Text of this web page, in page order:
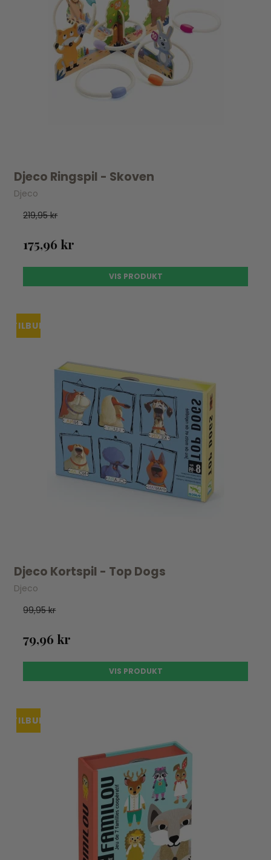
Djeco Ringspil - Skoven
Djeco
219,95 kr
175,96 kr
VIS PRODUKT
TILBUD
Djeco Kortspil - Top Dogs
Djeco
99,95 kr
79,96 kr
VIS PRODUKT
TILBUDUDSOLGT